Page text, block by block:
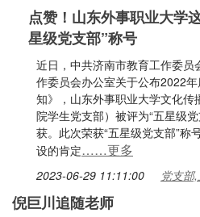
点赞！山东外事职业大学
星级党支部”称号
近日，中共济南市教育工作委
作委员会办公室关于公布2022年
知》，山东外事职业大学文化
院学生党支部）被评为“五星级
获。此次荣获“五星级党支部”称
设的肯定……更多
2023-06-29 11:11:00 党支部
倪巨川追随老师